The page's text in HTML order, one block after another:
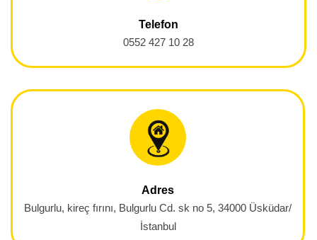
Telefon
0552 427 10 28
Adres
Bulgurlu, kireç fırını, Bulgurlu Cd. sk no 5, 34000 Üsküdar/
İstanbul